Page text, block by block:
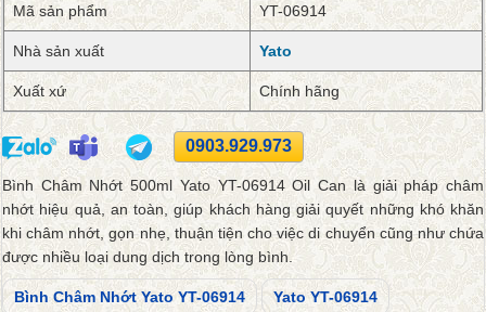
Mã sản phẩm YT-06914
Nhà sản xuất Yato
Xuất xứ Chính hãng
0903.929.973
Bình Châm Nhớt 500ml Yato YT-06914 Oil Can là giải pháp châm
nhớt hiệu quả, an toàn, giúp khách hàng giải quyết những khó khăn
khi châm nhớt, gọn nhẹ, thuận tiện cho việc di chuyển cũng như chứa
được nhiều loại dung dịch trong lòng bình.
Bình Châm Nhớt Yato YT-06914 Yato YT-06914